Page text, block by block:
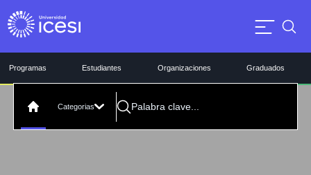
Programas Estudiantes Organizaciones Graduados
Categorias